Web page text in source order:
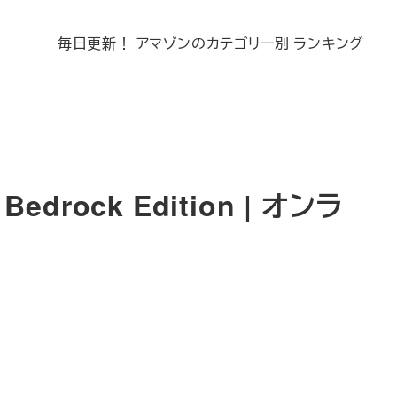
毎日更新！ アマゾンのカテゴリー別 ランキング
Bedrock Edition | オンラ